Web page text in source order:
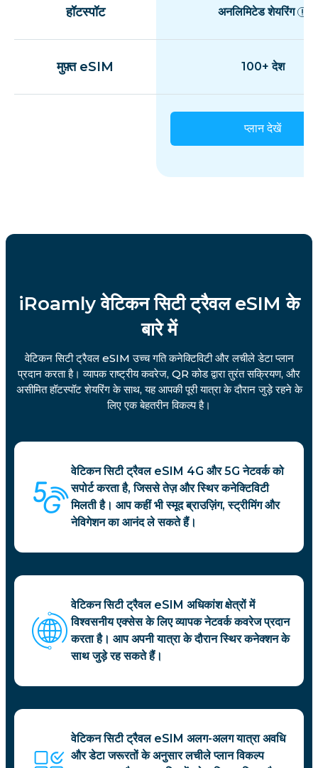
हॉटस्पॉट अनलिमिटेड शेयरिंग
मुफ़्त eSIM 100+ देश
प्लान देखें
iRoamly वेटिकन सिटी ट्रैवल eSIM के
बारे में
वेटिकन सिटी ट्रैवल eSIM उच्च गति कनेक्टिविटी और लचीले डेटा प्लान
प्रदान करता है। व्यापक राष्ट्रीय कवरेज, QR कोड द्वारा तुरंत सक्रियण, और
असीमित हॉटस्पॉट शेयरिंग के साथ, यह आपकी पूरी यात्रा के दौरान जुड़े रहने के
लिए एक बेहतरीन विकल्प है।
वेटिकन सिटी ट्रैवल eSIM 4G और 5G नेटवर्क को
सपोर्ट करता है, जिससे तेज़ और स्थिर कनेक्टिविटी
मिलती है। आप कहीं भी स्मूद ब्राउज़िंग, स्ट्रीमिंग और
नेविगेशन का आनंद ले सकते हैं।
वेटिकन सिटी ट्रैवल eSIM अधिकांश क्षेत्रों में
विश्वसनीय एक्सेस के लिए व्यापक नेटवर्क कवरेज प्रदान
करता है। आप अपनी यात्रा के दौरान स्थिर कनेक्शन के
साथ जुड़े रह सकते हैं।
वेटिकन सिटी ट्रैवल eSIM अलग-अलग यात्रा अवधि
और डेटा जरूरतों के अनुसार लचीले प्लान विकल्प